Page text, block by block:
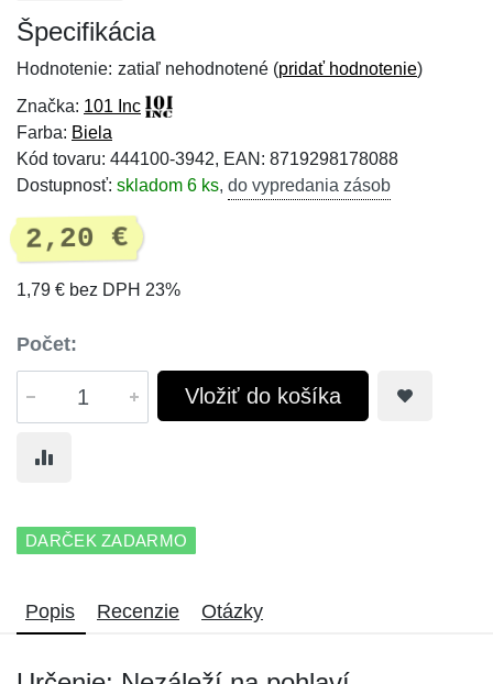
Špecifikácia
Hodnotenie: zatiaľ nehodnotené (pridať hodnotenie)
Značka: 101 Inc
Farba: Biela
Kód tovaru: 444100-3942, EAN: 8719298178088
Dostupnosť: skladom 6 ks, do vypredania zásob
2,20 €
1,79 € bez DPH 23%
Počet:
Vložiť do košíka
DARČEK ZADARMO
Popis Recenzie Otázky